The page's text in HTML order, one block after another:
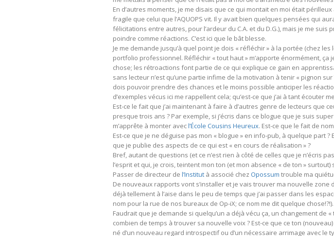
En d’autres moments, je me disais que ce qui montait en moi était
fragile que celui que l’AQUOPS vit. Il y avait bien quelques pensées qui
félicitations entre autres, pour l’ardeur du C.A. et du D.G.), mais je me suis
poindre comme réactions. C’est ici que le bât blesse.
Je me demande jusqu’à quel point je dois « réfléchir » à la portée (chez les
portfolio professionnel. Réfléchir « tout haut » m’apporte énormément, ça
chose; les rétroactions font partie de ce qui explique ce gain en
sans lecteur n’est qu’une partie infime de la motivation à tenir « pignon sur
dois pouvoir prendre des chances et le moins possible anticiper les
d’exemples vécus ici me rappellent cela; qu’est-ce que j’ai à tant écouter
Est-ce le fait que j’ai maintenant à faire à d’autres genre de lecteurs que
presque trois ans ? Par exemple, si j’écris dans ce blogue que je suis
m’apprête à monter avecl’École Cousins Heureux. Est-ce que le fait de
Est-ce que je ne déguise pas mon « blogue » en info-pub, à quelque part ?
que je publie des aspects de ce qui est « en cours de réalisation » ?
Bref, autant de questions (et ce n’est rien à côté de celles que je n’écris
l’esprit et qui, je crois, teintent mon ton (et mon absence « de ton » surtout)
Passer de directeur de l’Institut à associé chez Opossum trouble ma
De nouveaux rapports vont s’installer et je vais trouver ma nouvelle zone
déjà tellement à l’aise dans le peu de temps que j’ai passer dans les
nom pour la rue de nos bureaux de Op-iX; ce nom me dit quelque chose!?!).
Faudrait que je demande si quelqu’un a déjà vécu ça, un changement de
combien de temps à trouver sa nouvelle voix ? Est-ce que ce ton
né d’un nouveau regard introspectif ou d’un nécessaire arrimage avec le